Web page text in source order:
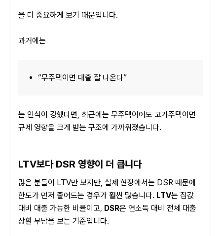
을 더 중요하게 보기 때문입니다.
과거에는
“무주택이면 대출 잘 나온다”
는 인식이 강했다면, 최근에는 무주택이어도 고가주택이면
규제 영향을 크게 받는 구조에 가까워졌습니다.
LTV보다 DSR 영향이 더 큽니다
많은 분들이 LTV만 보지만, 실제 현장에서는 DSR 때문에
한도가 먼저 줄어드는 경우가 훨씬 많습니다. LTV는 집값
대비 대출 가능한 비율이고, DSR은 연소득 대비 전체 대출
상환 부담을 보는 기준입니다.